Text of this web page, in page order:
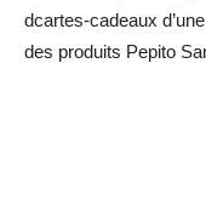
dcartes-cadeaux
des produits Pepito